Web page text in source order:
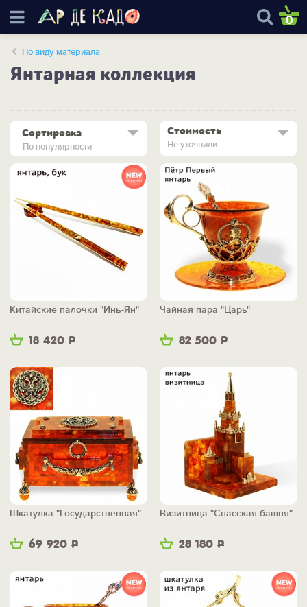
0
По виду материала
Янтарная коллекция
По популярности
Сортировка Стоимость
Не уточнили
18 420 Р
Китайские палочки "Инь-Ян"
82 500 Р
Чайная пара "Царь"
69 920 Р
Шкатулка "Государственная"
28 180 Р
Визитница "Спасская башня"